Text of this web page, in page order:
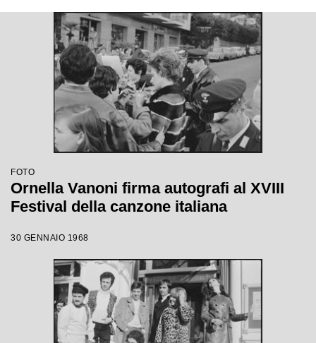
FOTO
Ornella Vanoni firma autografi al XVIII
Festival della canzone italiana
30 GENNAIO 1968